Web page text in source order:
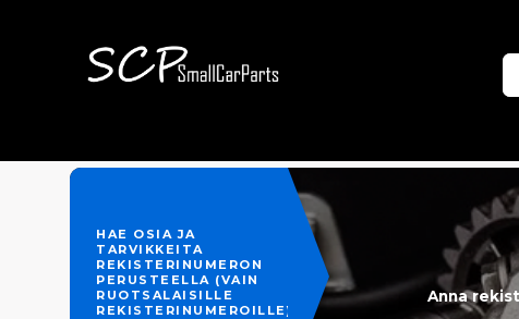
HAE OSIA JA
TARVIKKEITA
REKISTERINUMERON
PERUSTEELLA (VAIN
RUOTSALAISILLE
REKISTERINUMEROILLE)
Anna